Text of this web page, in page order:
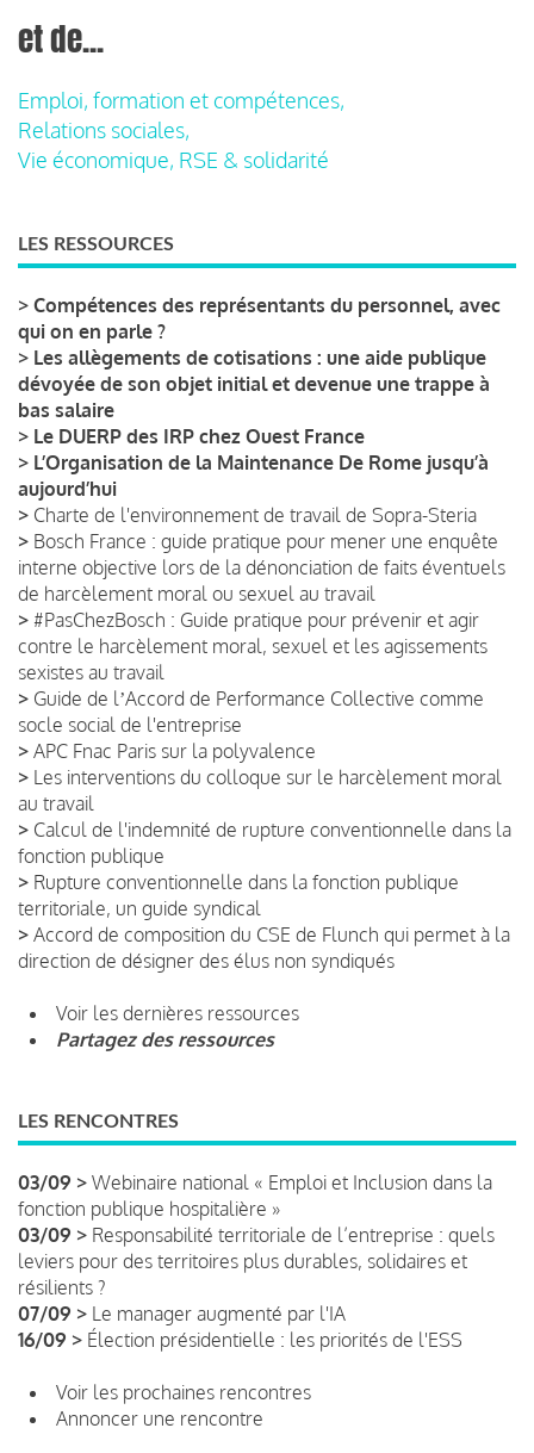
et de...
Emploi, formation et compétences,
Relations sociales,
Vie économique, RSE & solidarité
LES RESSOURCES
> Compétences des représentants du personnel, avec
qui on en parle ?
> Les allègements de cotisations : une aide publique
dévoyée de son objet initial et devenue une trappe à
bas salaire
> Le DUERP des IRP chez Ouest France
> L’Organisation de la Maintenance De Rome jusqu’à
aujourd’hui
> Charte de l'environnement de travail de Sopra-Steria
> Bosch France : guide pratique pour mener une enquête
interne objective lors de la dénonciation de faits éventuels
de harcèlement moral ou sexuel au travail
> #PasChezBosch : Guide pratique pour prévenir et agir
contre le harcèlement moral, sexuel et les agissements
sexistes au travail
> Guide de lʼAccord de Performance Collective comme
socle social de l'entreprise
> APC Fnac Paris sur la polyvalence
> Les interventions du colloque sur le harcèlement moral
au travail
> Calcul de l'indemnité de rupture conventionnelle dans la
fonction publique
> Rupture conventionnelle dans la fonction publique
territoriale, un guide syndical
> Accord de composition du CSE de Flunch qui permet à la
direction de désigner des élus non syndiqués
Voir les dernières ressources
Partagez des ressources
LES RENCONTRES
03/09 > Webinaire national « Emploi et Inclusion dans la
fonction publique hospitalière »
03/09 > Responsabilité territoriale de l’entreprise : quels
leviers pour des territoires plus durables, solidaires et
résilients ?
07/09 > Le manager augmenté par l'IA
16/09 > Élection présidentielle : les priorités de l'ESS
Voir les prochaines rencontres
Annoncer une rencontre